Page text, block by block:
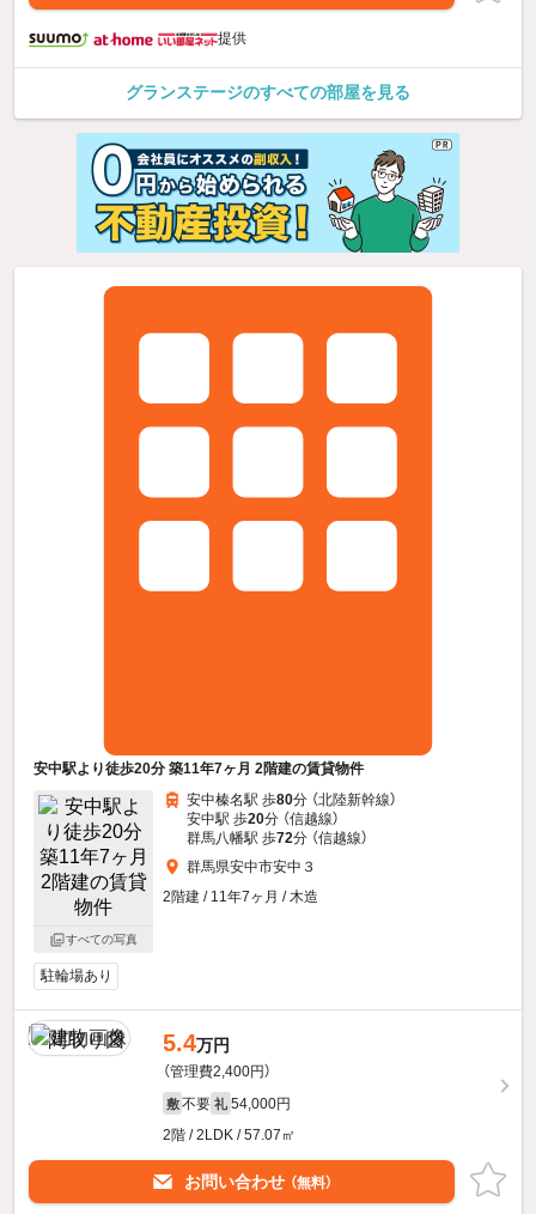
提供
グランステージのすべての部屋を見る
安中駅より徒歩20分 築11年7ヶ月 2階建の賃貸物件
すべての写真
安中榛名駅 歩80分 （北陸新幹線）
安中駅 歩20分 （信越線）
群馬八幡駅 歩72分 （信越線）
群馬県安中市安中３
2階建 / 11年7ヶ月 / 木造
駐輪場あり
5.4万円
（管理費2,400円）
敷 不要 礼 54,000円
2階 / 2LDK / 57.07㎡
お問い合わせ （無料）